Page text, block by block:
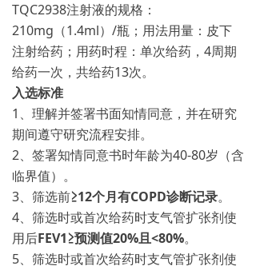
TQC2938注射液的规格：
210mg（1.4ml）/瓶；用法用量：皮下
注射给药；用药时程：单次给药，4周期
给药一次，共给药13次。
入选标准
1、理解并签署书面知情同意，并在研究
期间遵守研究流程安排。
2、签署知情同意书时年龄为40-80岁（含
临界值）。
3、筛选前≥12个月有COPD诊断记录。
4、筛选时或首次给药时支气管扩张剂使
用后FEV1≥预测值20%且<80%。
5、筛选时或首次给药时支气管扩张剂使